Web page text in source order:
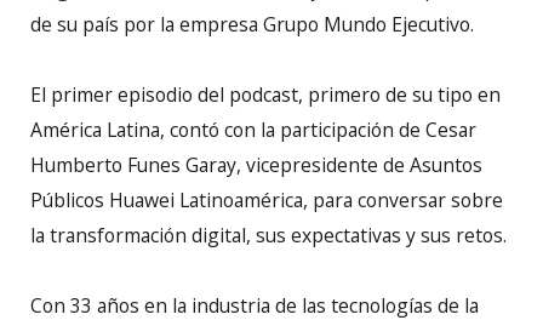
de su país por la empresa Grupo Mundo Ejecutivo.
El primer episodio del podcast, primero de su tipo en
América Latina, contó con la participación de Cesar
Humberto Funes Garay, vicepresidente de Asuntos
Públicos Huawei Latinoamérica, para conversar sobre
la transformación digital, sus expectativas y sus retos.
Con 33 años en la industria de las tecnologías de la